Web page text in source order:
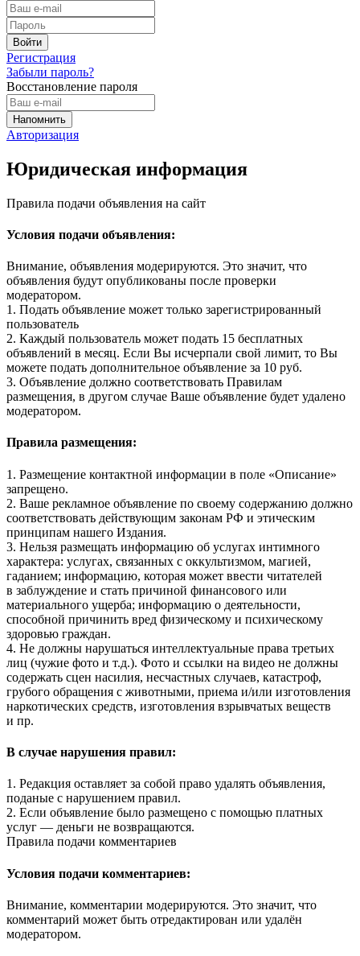
Регистрация
Забыли пароль?
Восстановление пароля
Авторизация
Юридическая информация
Правила подачи объявления на сайт
Условия подачи объявления:
Внимание, объявления модерируются. Это значит, что
объявления будут опубликованы после проверки
модератором.
1. Подать объявление может только зарегистрированный
пользователь
2. Каждый пользователь может подать 15 бесплатных
объявлений в месяц. Если Вы исчерпали свой лимит, то Вы
можете подать дополнительное объявление за 10 руб.
3. Объявление должно соответствовать Правилам
размещения, в другом случае Ваше объявление будет удалено
модератором.
Правила размещения:
1. Размещение контактной информации в поле «Описание»
запрещено.
2. Ваше рекламное объявление по своему содержанию должно
соответствовать действующим законам РФ и этическим
принципам нашего Издания.
3. Нельзя размещать информацию об услугах интимного
характера: услугах, связанных с оккультизмом, магией,
гаданием; информацию, которая может ввести читателей
в заблуждение и стать причиной финансового или
материального ущерба; информацию о деятельности,
способной причинить вред физическому и психическому
здоровью граждан.
4. Не должны нарушаться интеллектуальные права третьих
лиц (чужие фото и т.д.). Фото и ссылки на видео не должны
содержать сцен насилия, несчастных случаев, катастроф,
грубого обращения с животными, приема и/или изготовления
наркотических средств, изготовления взрывчатых веществ
и пр.
В случае нарушения правил:
1. Редакция оставляет за собой право удалять объявления,
поданые с нарушением правил.
2. Если объявление было размещено с помощью платных
услуг — деньги не возвращаются.
Правила подачи комментариев
Условия подачи комментариев:
Внимание, комментарии модерируются. Это значит, что
комментарий может быть отредактирован или удалён
модератором.